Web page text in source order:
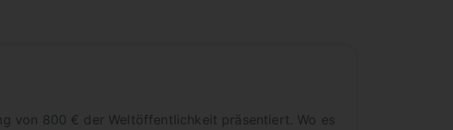
von 800 € der Weltöffentlichkeit präsentiert. Wo es